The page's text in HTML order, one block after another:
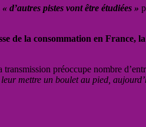
« d’autres pistes vont être étudiées »
de la consommation en
préoccupe nombre
mettre un boulet au pied,